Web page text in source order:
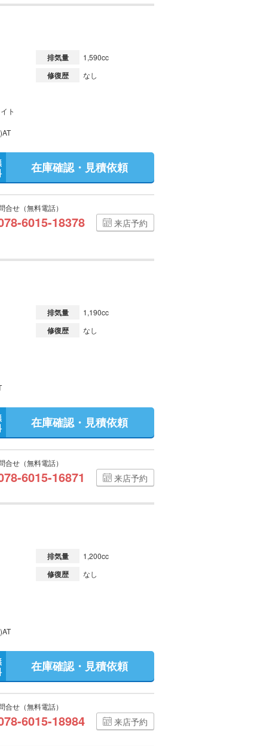
排気量 1,590cc
修復歴 なし
ト
在庫確認・見積依頼
合せ（無料電話）
6015-18378 来店予約
排気量 1,190cc
修復歴 なし
在庫確認・見積依頼
合せ（無料電話）
6015-16871 来店予約
排気量 1,200cc
修復歴 なし
在庫確認・見積依頼
合せ（無料電話）
6015-18984 来店予約